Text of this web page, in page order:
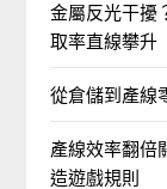
金屬反光干擾
取率直線攀升
從倉儲到產線
產線效率翻倍
造遊戲規則